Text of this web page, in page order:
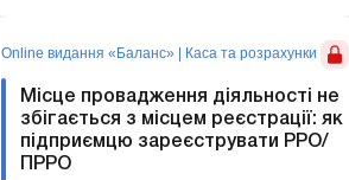
Online видання «Баланс» | Каса та розрахунки
Місце провадження діяльності не
збігається з місцем реєстрації: як
підприємцю зареєструвати РРО/
ПРРО